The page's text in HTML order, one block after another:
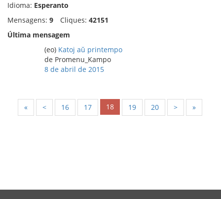
Idioma: Esperanto
Mensagens: 9 Cliques: 42151
Última mensagem
(eo) Katoj aŭ printempo
de Promenu_Kampo
8 de abril de 2015
« < 16 17 18 19 20 > »